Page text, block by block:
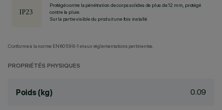
Protégé contre la pénétration de corps solides de plus de 12 mm, protégé
contre la pluie.
Sur la partie visible du produit une fois installé
Conforme à la norme EN60598-1 et aux réglementations pertinentes.
PROPRIÉTÉS PHYSIQUES
Poids (kg) 0.09